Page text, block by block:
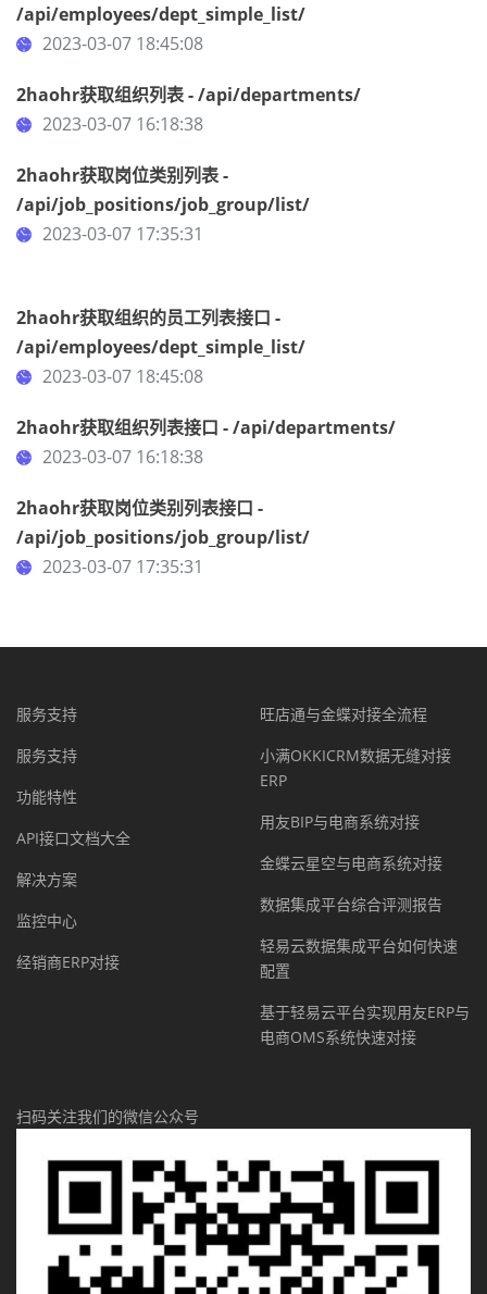
/api/employees/dept_simple_list/
2023-03-07 18:45:08
2haohr获取组织列表 - /api/departments/
2023-03-07 16:18:38
2haohr获取岗位类别列表 -
/api/job_positions/job_group/list/
2023-03-07 17:35:31
2haohr获取组织的员工列表接口 -
/api/employees/dept_simple_list/
2023-03-07 18:45:08
2haohr获取组织列表接口 - /api/departments/
2023-03-07 16:18:38
2haohr获取岗位类别列表接口 -
/api/job_positions/job_group/list/
2023-03-07 17:35:31
服务支持
服务支持
功能特性
API接口文档大全
解决方案
监控中心
经销商ERP对接
旺店通与金蝶对接全流程
小满OKKICRM数据无缝对接
ERP
用友BIP与电商系统对接
金蝶云星空与电商系统对接
数据集成平台综合评测报告
轻易云数据集成平台如何快速
配置
基于轻易云平台实现用友ERP与
电商OMS系统快速对接
扫码关注我们的微信公众号